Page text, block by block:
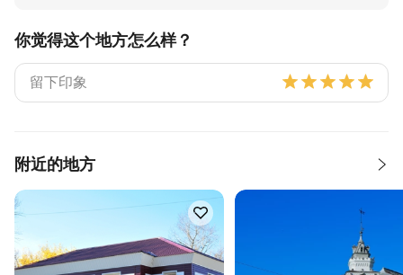
你觉得这个地方怎么样？
附近的地方